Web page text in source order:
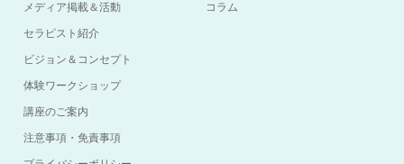
メディア掲載＆活動
セラピスト紹介
ビジョン＆コンセプト
体験ワークショップ
講座のご案内
注意事項・免責事項
コラム